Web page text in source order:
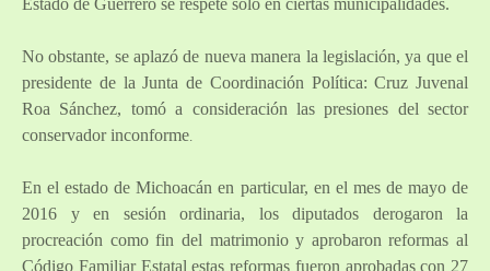
Estado de Guerrero se respete sólo en ciertas municipalidades.
No obstante, se aplazó de nueva manera la legislación, ya que el
presidente de la Junta de Coordinación Política: Cruz Juvenal
Roa Sánchez, tomó a consideración las presiones del sector
conservador inconforme.
En el estado de Michoacán en particular, en el mes de mayo de
2016 y en sesión ordinaria, los diputados derogaron la
procreación como fin del matrimonio y aprobaron reformas al
Código Familiar Estatal estas reformas fueron aprobadas con 27